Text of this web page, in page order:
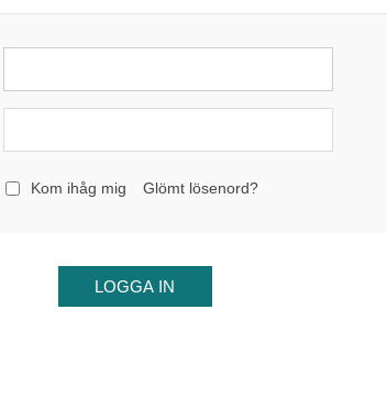
Kom ihåg mig Glömt lösenord?